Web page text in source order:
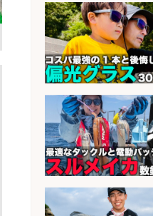
配達/ドライバー
の梱包 年齢経験
最低月収33万円
会社名 株式会社ワ
コンビニ/広島県
鮮魚コーナーで
ら勤務OK/残業